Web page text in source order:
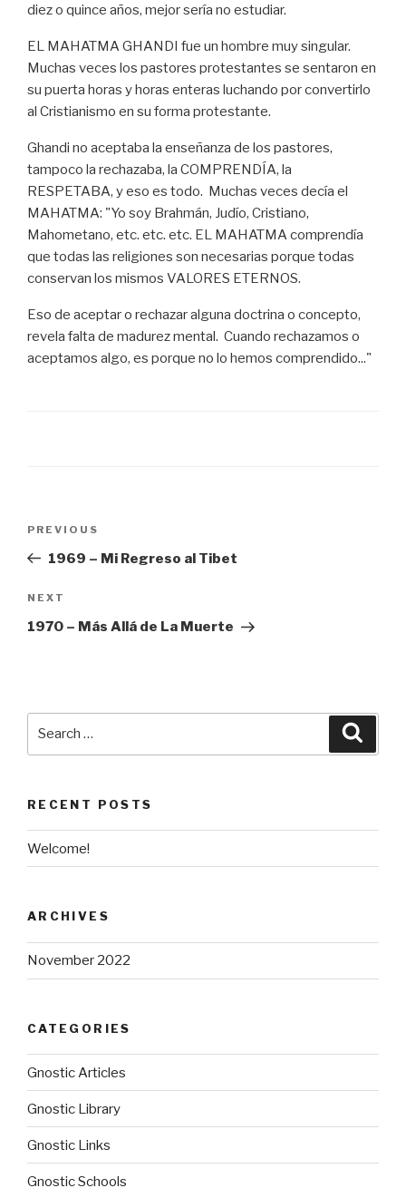
diez o quince años, mejor sería no estudiar.
EL MAHATMA GHANDI fue un hombre muy singular.
Muchas veces los pastores protestantes se sentaron en
su puerta horas y horas enteras luchando por convertirlo
al Cristianismo en su forma protestante.
Ghandi no aceptaba la enseñanza de los pastores,
tampoco la rechazaba, la COMPRENDÍA, la
RESPETABA, y eso es todo. Muchas veces decía el
MAHATMA: "Yo soy Brahmán, Judío, Cristiano,
Mahometano, etc. etc. etc. EL MAHATMA comprendía
que todas las religiones son necesarias porque todas
conservan los mismos VALORES ETERNOS.
Eso de aceptar o rechazar alguna doctrina o concepto,
revela falta de madurez mental. Cuando rechazamos o
aceptamos algo, es porque no lo hemos comprendido..."
Previous
Post
PREVIOUS
1969 – Mi Regreso al Tibet
Next
Post
NEXT
1970 – Más Allá de La Muerte
RECENT POSTS
Welcome!
ARCHIVES
November 2022
CATEGORIES
Gnostic Articles
Gnostic Library
Gnostic Links
Gnostic Schools